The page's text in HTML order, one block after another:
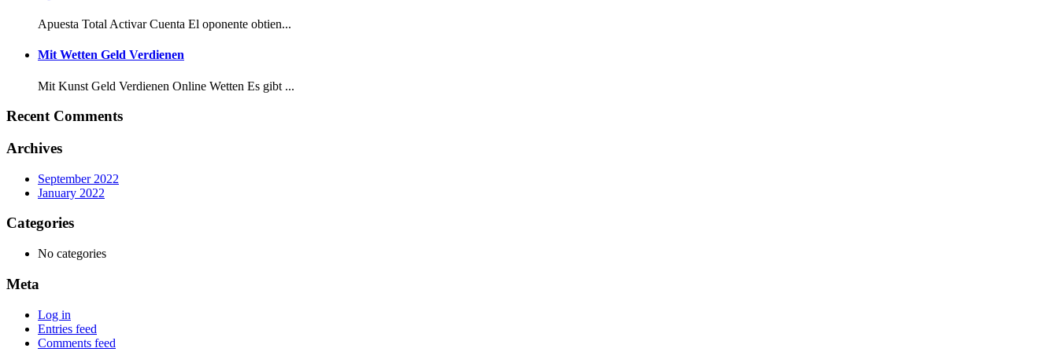
Apuesta Total Activar Cuenta El oponente obtien...
Mit Wetten Geld Verdienen
Mit Kunst Geld Verdienen Online Wetten Es gibt ...
Recent Comments
Archives
September 2022
January 2022
Categories
No categories
Meta
Log in
Entries feed
Comments feed